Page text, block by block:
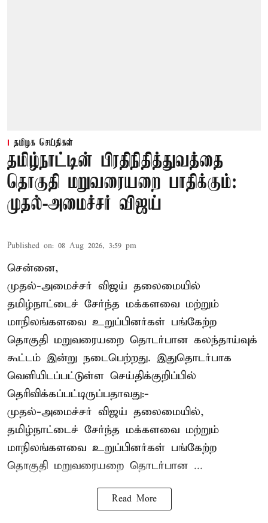
தமிழக செய்திகள்
தமிழ்நாட்டின் பிரதிநிதித்துவத்தை
தொகுதி மறுவரையறை பாதிக்கும்:
முதல்-அமைச்சர் விஜய்
Published on: 08 Aug 2026, 3:59 pm
சென்னை,
முதல்-அமைச்சர் விஜய் தலைமையில்
தமிழ்நாட்டைச் சேர்ந்த மக்களவை மற்றும்
மாநிலங்களவை உறுப்பினர்கள் பங்கேற்ற
தொகுதி மறுவரையறை தொடர்பான கலந்தாய்வுக்
கூட்டம் இன்று நடைபெற்றது. இதுதொடர்பாக
வெளியிடப்பட்டுள்ள செய்திக்குறிப்பில்
தெரிவிக்கப்பட்டிருப்பதாவது:-
முதல்-அமைச்சர் விஜய் தலைமையில்,
தமிழ்நாட்டைச் சேர்ந்த மக்களவை மற்றும்
மாநிலங்களவை உறுப்பினர்கள் பங்கேற்ற
தொகுதி மறுவரையறை தொடர்பான ...
Read More